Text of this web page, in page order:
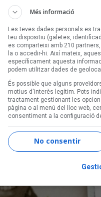
cara més creativa de
Més informació
Les teves dades personals es
teu dispositiu (galetes,
es comparteixi amb 210
la o accedir-hi. Així mateix,
específicament aquesta
podem utilitzar dades de
És possible que alguns
motius d'interès legítim. Pots
tractament gestionant les
pàgina o al menú del lloc web,
consentiment a la configuració
No consentir